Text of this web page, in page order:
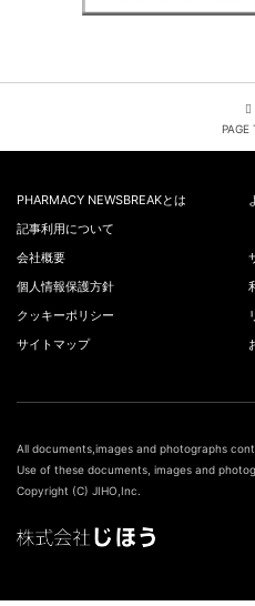
PAGE
PHARMACY NEWSBREAKとは
記事利用について
会社概要
個人情報保護方針
クッキーポリシー
サイトマップ
All documents,images and photographs
Use of these documents, images and
Copyright (C) JIHO,Inc.